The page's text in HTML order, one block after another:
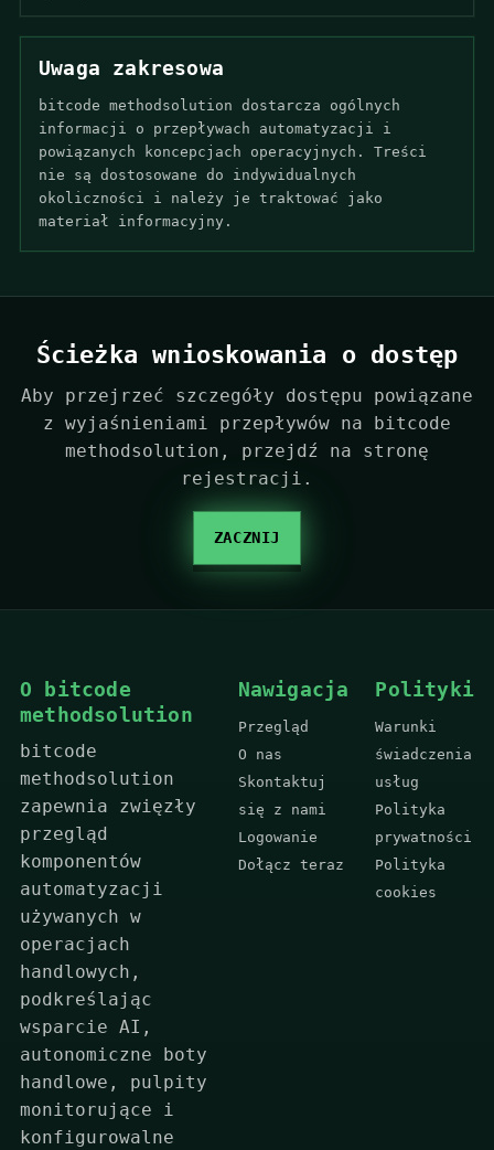
Uwaga zakresowa
bitcode methodsolution dostarcza ogólnych
informacji o przepływach automatyzacji i
powiązanych koncepcjach operacyjnych. Treści
nie są dostosowane do indywidualnych
okoliczności i należy je traktować jako
materiał informacyjny.
Ścieżka wnioskowania o dostęp
Aby przejrzeć szczegóły dostępu powiązane
z wyjaśnieniami przepływów na bitcode
methodsolution, przejdź na stronę
rejestracji.
ZACZNIJ
O bitcode
methodsolution
bitcode
methodsolution
zapewnia zwięzły
przegląd
komponentów
automatyzacji
używanych w
operacjach
handlowych,
podkreślając
wsparcie AI,
autonomiczne boty
handlowe, pulpity
monitorujące i
konfigurowalne
Nawigacja
Przegląd
O nas
Skontaktuj
się z nami
Logowanie
Dołącz teraz
Polityki
Warunki
świadczenia
usług
Polityka
prywatności
Polityka
cookies